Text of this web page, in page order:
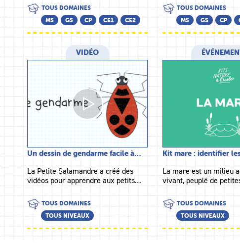
TOUS DOMAINES
MS
GS CP CE1 CE2
TOUS DOMAINES
MS
GS CP
VIDÉO
Un dessin de gendarme facile à…
La Petite Salamandre a créé des
vidéos pour apprendre aux petits…
TOUS DOMAINES
TOUS NIVEAUX
Kit mare : identifier
La mare est un milieu
vivant, peuplé de
TOUS DOMAINES
TOUS NIVEAUX